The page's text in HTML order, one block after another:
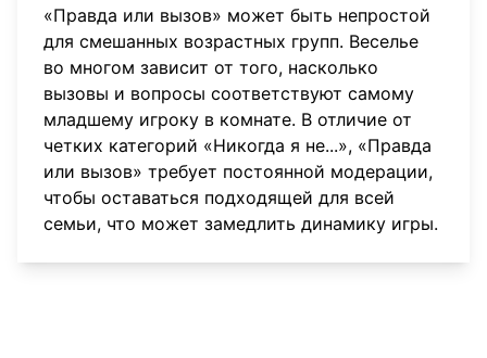
«Правда или вызов» может быть непростой
для смешанных возрастных групп. Веселье
во многом зависит от того, насколько
вызовы и вопросы соответствуют самому
младшему игроку в комнате. В отличие от
четких категорий «Никогда я не...», «Правда
или вызов» требует постоянной модерации,
чтобы оставаться подходящей для всей
семьи, что может замедлить динамику игры.